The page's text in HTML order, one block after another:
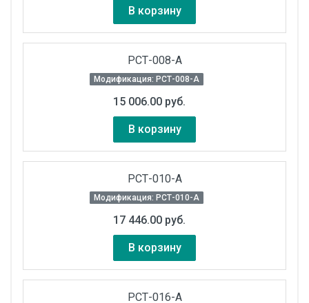
В корзину
РСТ-008-А
Модификация: РСТ-008-А
15 006.00 руб.
В корзину
РСТ-010-А
Модификация: РСТ-010-А
17 446.00 руб.
В корзину
РСТ-016-А